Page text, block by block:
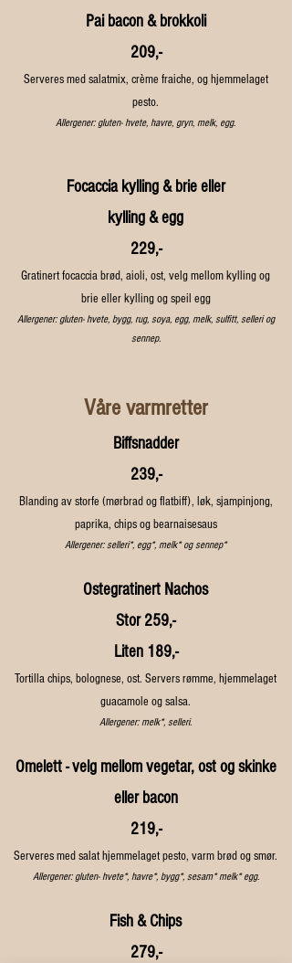
Pai bacon & brokkoli
209,-
Serveres med salatmix, crème fraiche, og hjemmelaget
pesto.
Allergener: gluten- hvete, havre, gryn, melk, egg.
Focaccia kylling & brie eller
kylling & egg
229,-
Gratinert focaccia brød, aioli, ost, velg mellom kylling og
brie eller kylling og speil egg
Allergener: gluten- hvete, bygg, rug, soya, egg, melk, sulfitt, selleri og
sennep.
Våre varmretter
Biffsnadder
239,-
Blanding av storfe (mørbrad og flatbiff), løk, sjampinjong,
paprika, chips og bearnaisesaus
Allergener: selleri*, egg*, melk* og sennep*
Ostegratinert Nachos
Stor 259,-
Liten 189,-
Tortilla chips, bolognese, ost. Servers rømme, hjemmelaget
guacamole og salsa.
Allergener: melk*, selleri.
Omelett - velg mellom vegetar, ost og skinke
eller bacon
219,-
Serveres med salat hjemmelaget pesto, varm brød og smør.
Allergener: gluten- hvete*, havre*, bygg*, sesam* melk* egg.
Fish & Chips
279,-